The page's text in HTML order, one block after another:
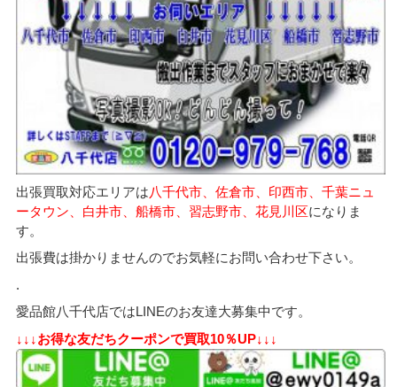
出張買取対応エリアは八千代市、佐倉市、印西市、千葉ニュ
ータウン、白井市、船橋市、習志野市、花見川区になりま
す。
出張費は掛かりませんのでお気軽にお問い合わせ下さい。
.
愛品館八千代店ではLINEのお友達大募集中です。
↓↓↓お得な友だちクーポンで買取10％UP↓↓↓